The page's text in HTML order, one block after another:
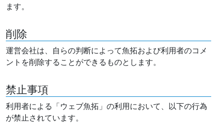
ます。
削除
運営会社は、自らの判断によって魚拓および利用者のコメ
ントを削除することができるものとします。
禁止事項
利用者による「ウェブ魚拓」の利用において、以下の行為
が禁止されています。